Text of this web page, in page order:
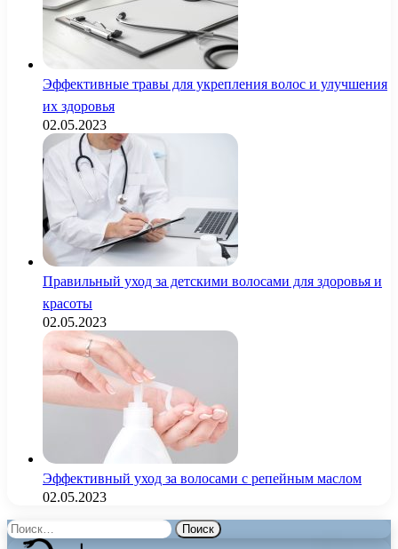
Эффективные травы для укрепления волос и улучшения
их здоровья
02.05.2023
Правильный уход за детскими волосами для здоровья и
красоты
02.05.2023
Эффективный уход за волосами с репейным маслом
02.05.2023
Найти: